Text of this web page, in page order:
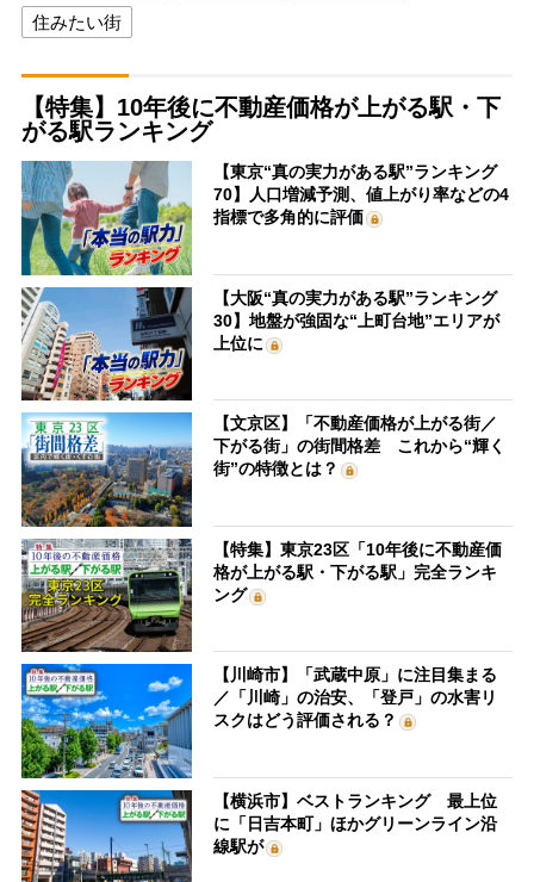
住みたい街
【特集】10年後に不動産価格が上がる駅・下
がる駅ランキング
【東京“真の実力がある駅”ランキング
70】人口増減予測、値上がり率などの4
指標で多角的に評価
【大阪“真の実力がある駅”ランキング
30】地盤が強固な“上町台地”エリアが
上位に
【文京区】「不動産価格が上がる街／
下がる街」の街間格差 これから“輝く
街”の特徴とは？
【特集】東京23区「10年後に不動産価
格が上がる駅・下がる駅」完全ランキ
ング
【川崎市】「武蔵中原」に注目集まる
／「川崎」の治安、「登戸」の水害リ
スクはどう評価される？
【横浜市】ベストランキング 最上位
に「日吉本町」ほかグリーンライン沿
線駅が